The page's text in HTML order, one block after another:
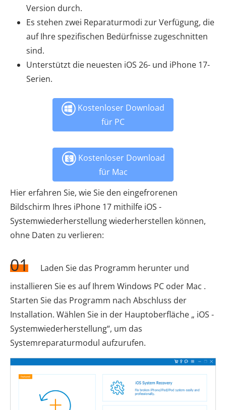
Version durch.
Es stehen zwei Reparaturmodi zur Verfügung, die
auf Ihre spezifischen Bedürfnisse zugeschnitten
sind.
Unterstützt die neuesten iOS 26- und iPhone 17-
Serien.
Kostenloser Download
für PC
Kostenloser Download
für Mac
Hier erfahren Sie, wie Sie den eingefrorenen
Bildschirm Ihres iPhone 17 mithilfe iOS -
Systemwiederherstellung wiederherstellen können,
ohne Daten zu verlieren:
01
Laden Sie das Programm herunter und
installieren Sie es auf Ihrem Windows PC oder Mac .
Starten Sie das Programm nach Abschluss der
Installation. Wählen Sie in der Hauptoberfläche „ iOS -
Systemwiederherstellung“, um das
Systemreparaturmodul aufzurufen.